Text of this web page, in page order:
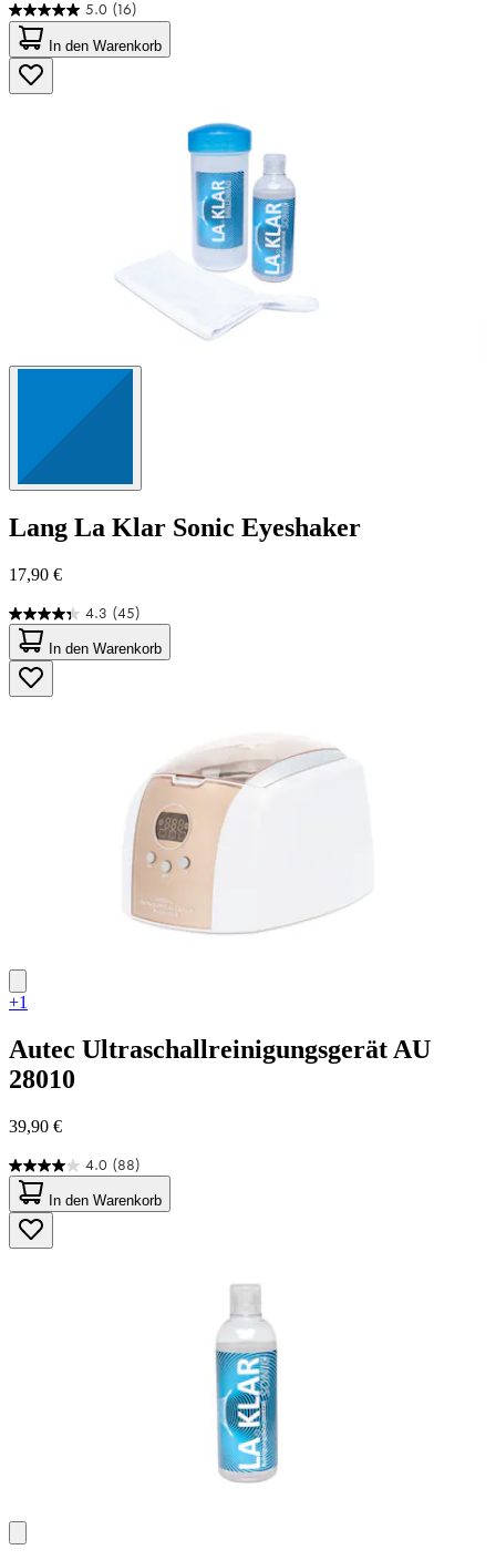
5.0 (16)
5.0
von
5
Sternen.
16
In den Warenkorb
Lang La Klar Sonic Eyeshaker
17,90 €
4.3 (45)
4.3
von
5
Sternen.
45
In den Warenkorb
+1
Autec Ultraschallreinigungsgerät AU
28010
39,90 €
4.0 (88)
4.0
von
5
Sternen.
88
In den Warenkorb